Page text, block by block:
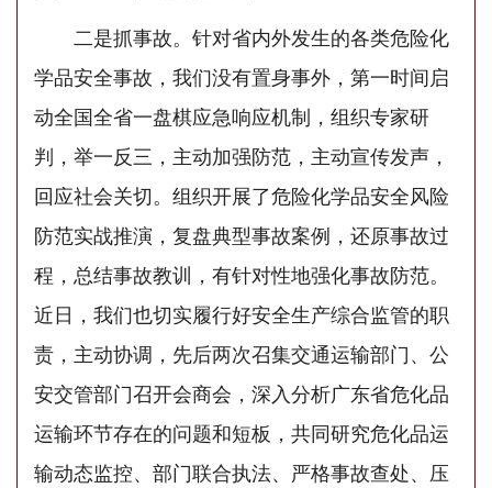
二是抓事故。针对省内外发生的各类危险化
学品安全事故，我们没有置身事外，第一时间启
动全国全省一盘棋应急响应机制，组织专家研
判，举一反三，主动加强防范，主动宣传发声，
回应社会关切。组织开展了危险化学品安全风险
防范实战推演，复盘典型事故案例，还原事故过
程，总结事故教训，有针对性地强化事故防范。
近日，我们也切实履行好安全生产综合监管的职
责，主动协调，先后两次召集交通运输部门、公
安交管部门召开会商会，深入分析广东省危化品
运输环节存在的问题和短板，共同研究危化品运
输动态监控、部门联合执法、严格事故查处、压